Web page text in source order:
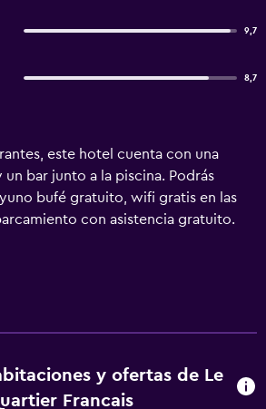
9,7
8,7
este hotel cuenta con una
un bar junto a la piscina. Podrás
bufé gratuito, wifi gratis en las
con asistencia gratuito.
café o té en las zonas comunes,
las 24 horas y servicios de
a sus clientes elegir el tipo de
una televisión de pantalla plana de 40
y ofertas de Le
Francais